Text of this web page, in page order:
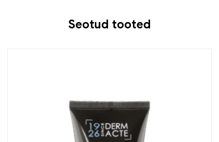
Seotud tooted